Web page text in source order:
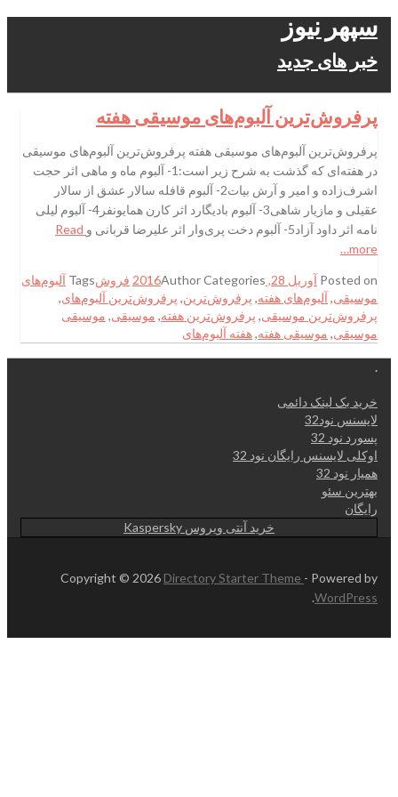
سپهر نیوز
خبر های جدید
پرفروش‌ترین آلبوم‌های موسیقی هفته
پرفروش‌ترین آلبوم‌های موسیقی هفته پرفروش‌ترین آلبوم‌های موسیقی
در هفته‌ای که گذشت به شرح زیر است:1- آلبوم ماه و ماهی اثر حجت
اشرف‌زاده و امیر و آرش بیات2- آلبوم قافله سالار عشق از سالار
عقیلی و مازیار شاهی3- آلبوم بادیگارد اثر کارن همایونفر4- آلبوم لیلی
نامه اثر داود آزاد5- آلبوم دخت پری‌وار اثر علیرضا قربانی و
Read
more…
Posted on آوریل 28, 2016 AuthorCategories فروشTags آلبوم‌های
موسیقی,آلبوم‌های هفته, پرفروش‌ترین, پرفروش‌ترین آلبوم‌های,
پرفروش‌ترین موسیقی, پرفروش‌ترین هفته, موسیقی, موسیقی
موسیقی, موسیقی هفته,هفته آلبوم‌های
.
خرید بک لینک دائمی
لایسنس نود32
پسورد نود 32
اوکلی لایسنس رایگان نود 32
همیار نود 32
بهترین سئو
رایگان
خرید آنتی ویروس Kaspersky
Copyright © 2026 Directory Starter Theme - Powered by
WordPress
.